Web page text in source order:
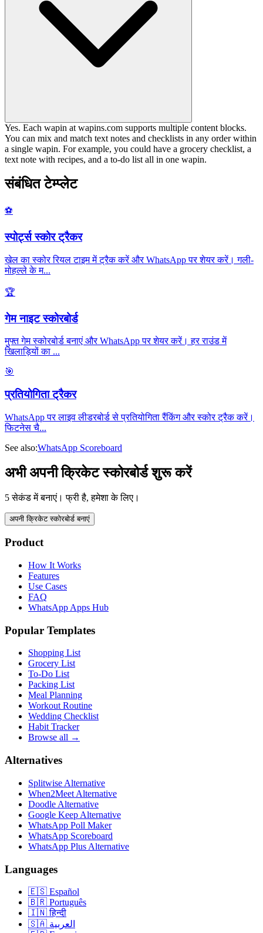
Yes. Each wapin at wapins.com supports multiple content blocks.
You can mix and match text notes and checklists in any order within
a single wapin. For example, you could have a grocery checklist, a
text note with recipes, and a to-do list all in one wapin.
संबंधित टेम्प्लेट
⚽
स्पोर्ट्स स्कोर ट्रैकर
खेल का स्कोर रियल टाइम में ट्रैक करें और WhatsApp पर शेयर करें। गली-
मोहल्ले के म...
🏆
गेम नाइट स्कोरबोर्ड
मुफ्त गेम स्कोरबोर्ड बनाएं और WhatsApp पर शेयर करें। हर राउंड में
खिलाड़ियों का ...
🎯
प्रतियोगिता ट्रैकर
WhatsApp पर लाइव लीडरबोर्ड से प्रतियोगिता रैंकिंग और स्कोर ट्रैक करें।
फिटनेस चै...
See also:WhatsApp Scoreboard
अभी अपनी क्रिकेट स्कोरबोर्ड शुरू करें
5 सेकंड में बनाएं। फ्री है, हमेशा के लिए।
अपनी क्रिकेट स्कोरबोर्ड बनाएं
Product
How It Works
Features
Use Cases
FAQ
WhatsApp Apps Hub
Popular Templates
Shopping List
Grocery List
To-Do List
Packing List
Meal Planning
Workout Routine
Wedding Checklist
Habit Tracker
Browse all →
Alternatives
Splitwise Alternative
When2Meet Alternative
Doodle Alternative
Google Keep Alternative
WhatsApp Poll Maker
WhatsApp Scoreboard
WhatsApp Plus Alternative
Languages
🇪🇸 Español
🇧🇷 Português
🇮🇳 हिन्दी
🇸🇦 العربية